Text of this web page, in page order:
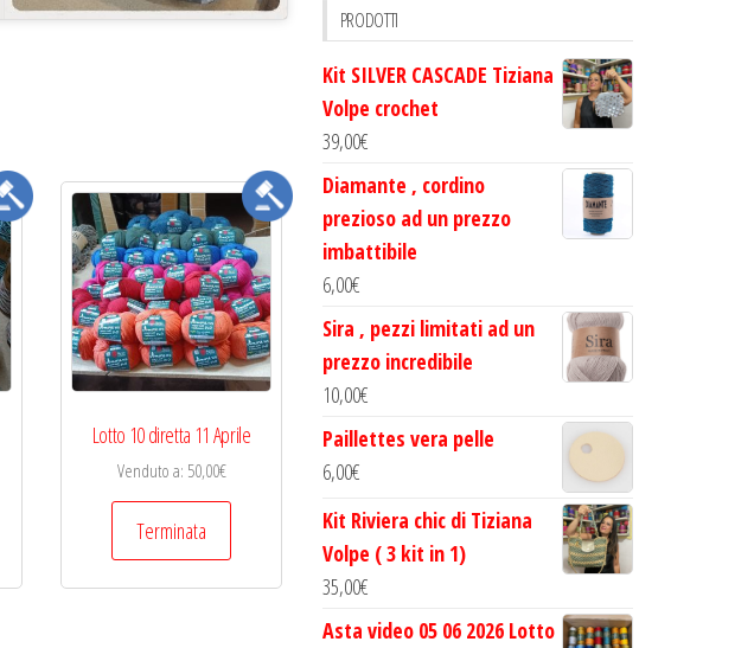
Lotto 10 diretta 11 Aprile
Venduto a: 50,00€
Terminata
PRODOTTI
Kit SILVER CASCADE Tiziana
Volpe crochet
39,00€
Diamante , cordino
prezioso ad un prezzo
imbattibile
6,00€
Sira , pezzi limitati ad un
prezzo incredibile
10,00€
Paillettes vera pelle
6,00€
Kit Riviera chic di Tiziana
Volpe ( 3 kit in 1)
35,00€
Asta video 05 06 2026 Lotto